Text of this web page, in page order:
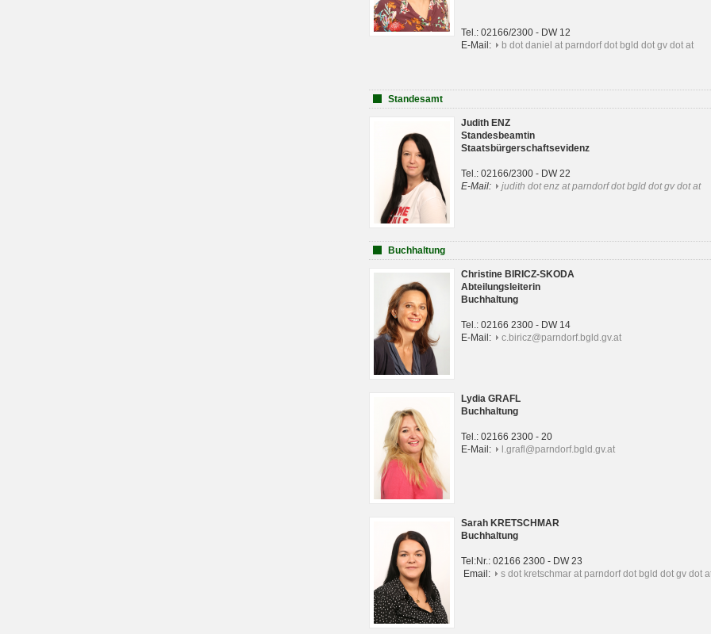
Tel.: 02166/2300 - DW 12
E-Mail:
b dot daniel at parndorf dot bgld dot gv dot at
Standesamt
Judith ENZ
Standesbeamtin
Staatsbürgerschaftsevidenz
Tel.: 02166/2300 - DW 22
E-Mail:
judith dot enz at parndorf dot bgld dot gv dot at
Buchhaltung
Christine BIRICZ-SKODA
Abteilungsleiterin
Buchhaltung
Tel.: 02166 2300 - DW 14
E-Mail:
c.biricz@parndorf.bgld.gv.at
Lydia GRAFL
Buchhaltung
Tel.: 02166 2300 - 20
E-Mail:
l.grafl@parndorf.bgld.gv.at
Sarah KRETSCHMAR
Buchhaltung
Tel:Nr.: 02166 2300 - DW 23
Email:
s dot kretschmar at parndorf dot bgld dot gv dot